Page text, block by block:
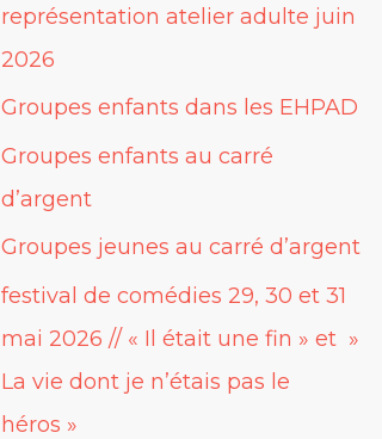
représentation atelier adulte juin
2026
Groupes enfants dans les EHPAD
Groupes enfants au carré
d’argent
Groupes jeunes au carré d’argent
festival de comédies 29, 30 et 31
mai 2026 // « Il était une fin » et »
La vie dont je n’étais pas le
héros »